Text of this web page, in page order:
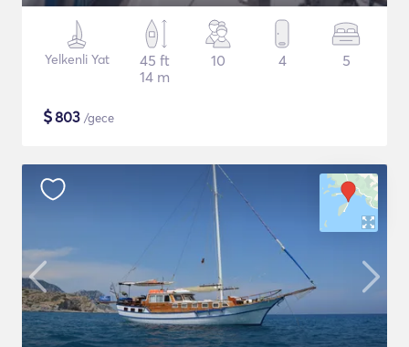
Yelkenli Yat
45 ft
14 m
10 4 5
$803 /gece